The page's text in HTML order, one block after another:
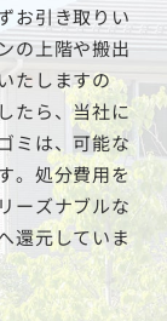
お引き取りい
の上階や搬出
たしますの
たら、当社に
ミは、可能な
。処分費用を
ーズナブルな
還元していま